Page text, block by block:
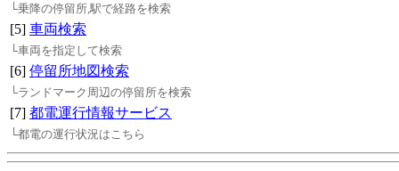
└乗降の停留所,駅で経路を検索
[5] 車両検索
└車両を指定して検索
[6] 停留所地図検索
└ランドマーク周辺の停留所を検索
[7] 都電運行情報サービス
└都電の運行状況はこちら